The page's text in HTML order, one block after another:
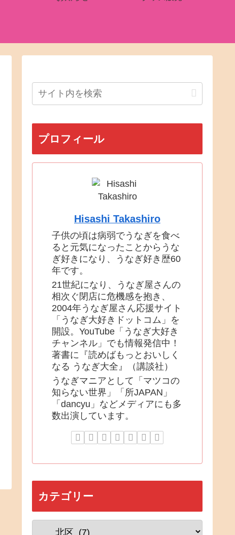
プロフィール
Hisashi Takashiro
子供の頃は病弱でうなぎを食べ
ると元気になったことからうな
ぎ好きになり、うなぎ好き歴60
年です。
21世紀になり、うなぎ屋さんの
相次ぐ閉店に危機感を抱き、
2004年うなぎ屋さん応援サイト
「うなぎ大好きドットコム」を
開設。YouTube「うなぎ大好き
チャンネル」でも情報発信中！
著書に『読めばもっとおいしく
なる うなぎ大全』（講談社）
うなぎマニアとして「マツコの
知らない世界」「所JAPAN」
「dancyu」などメディアにも多
数出演しています。
カテゴリー